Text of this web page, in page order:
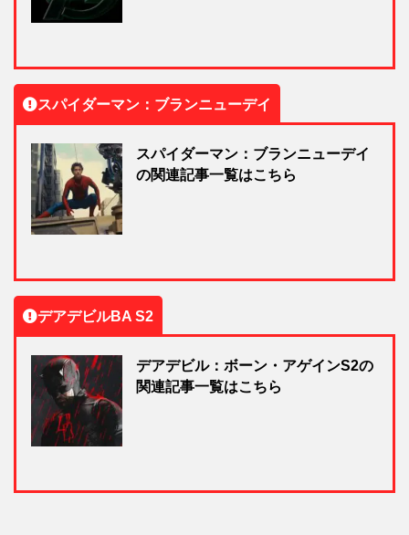
スパイダーマン：ブランニューデイ
スパイダーマン：ブランニューデイ
の関連記事一覧はこちら
デアデビルBA S2
デアデビル：ボーン・アゲインS2の
関連記事一覧はこちら